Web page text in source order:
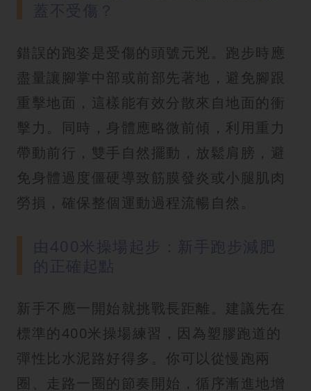
錯誤的跑姿是受傷的頭號元兇。跑步時應
盡量讓腳掌中部或前部先著地，避免腳跟
重擊地面，這樣能有效分散來自地面的衝
擊力。同時，身體應略微前傾，利用重力
帶動前行，雙手自然擺動，放鬆肩膀，避
免身體過度僵硬導致筋膜發炎或小腿肌肉
勞損，確保整個運動過程流暢自然。
新手不應一開始就挑戰長距離。建議先在
標準的400米操場練習，因為塑膠跑道的
彈性比水泥路好得多。你可以從慢跑兩
圈、走路一圈的節奏開始，循序漸進地增